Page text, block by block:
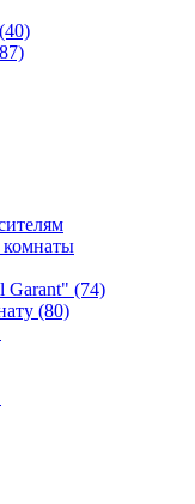
(40)
комнаты
Garant" (74)
(80)